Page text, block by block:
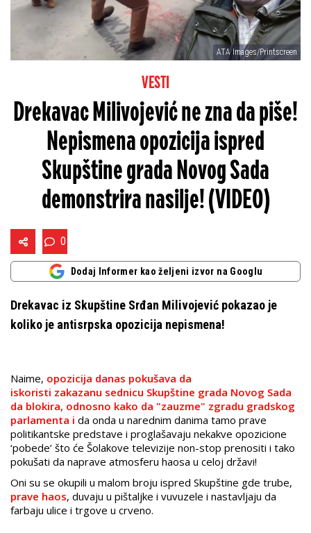
ATA Images/Printscreen
VESTI
Drekavac Milivojević ne zna da piše!
Nepismena opozicija ispred
Skupštine grada Novog Sada
demonstrira nasilje! (VIDEO)
0
Dodaj Informer kao željeni izvor na Googlu
Drekavac iz Skupštine Srđan Milivojević pokazao je
koliko je antisrpska opozicija nepismena!
Naime, opozicija danas pokušava da
iskoristi zakazanu sednicu Skupštine grada Novog Sada
da blokira, odnosno kako da "zauzme" zgradu gradskog
parlamenta i da onda u narednim danima tamo prave
politikantske predstave i proglašavaju nekakve opozicione
‘pobede’ što će Šolakove televizije non-stop prenositi i tako
pokušati da naprave atmosferu haosa u celoj državi!
Oni su se okupili u malom broju ispred Skupštine gde trube,
prave haos, duvaju u pištaljke i vuvuzele i nastavljaju da
farbaju ulice i trgove u crveno.